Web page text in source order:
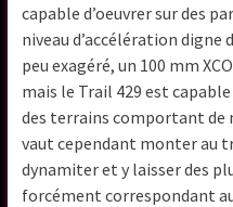
capable d’oeuvrer sur des
niveau d’accélération digne
peu exagéré, un 100 mm
mais le Trail 429 est
des terrains comportant de
vaut cependant monter au
dynamiter et y laisser des
forcément correspondant